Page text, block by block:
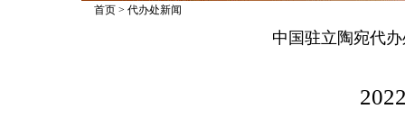
首页> 代办处新闻
中国驻立陶宛代